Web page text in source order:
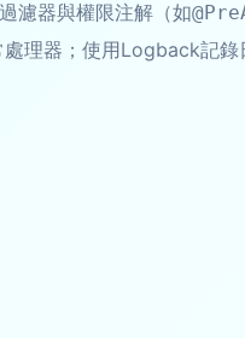
濾器與權限注解（如
理器；使用Logback記錄